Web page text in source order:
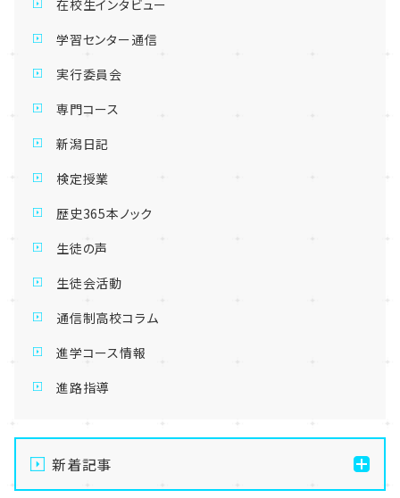
在校生インタビュー
学習センター通信
実行委員会
専門コース
新潟日記
検定授業
歴史365本ノック
生徒の声
生徒会活動
通信制高校コラム
進学コース情報
進路指導
新着記事